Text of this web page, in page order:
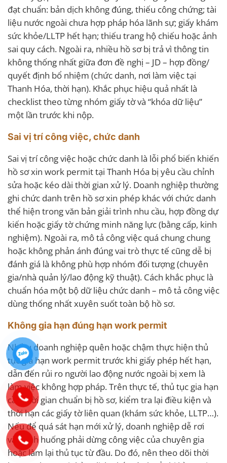
đạt chuẩn: bản dịch không đúng, thiếu công chứng; tài
liệu nước ngoài chưa hợp pháp hóa lãnh sự; giấy khám
sức khỏe/LLTP hết hạn; thiếu trang hộ chiếu hoặc ảnh
sai quy cách. Ngoài ra, nhiều hồ sơ bị trả vì thông tin
không thống nhất giữa đơn đề nghị – JD – hợp đồng/
quyết định bổ nhiệm (chức danh, nơi làm việc tại
Thanh Hóa, thời hạn). Khắc phục hiệu quả nhất là
checklist theo từng nhóm giấy tờ và “khóa dữ liệu”
một lần trước khi nộp.
Sai vị trí công việc, chức danh
Sai vị trí công việc hoặc chức danh là lỗi phổ biến khiến
hồ sơ xin work permit tại Thanh Hóa bị yêu cầu chỉnh
sửa hoặc kéo dài thời gian xử lý. Doanh nghiệp thường
ghi chức danh trên hồ sơ xin phép khác với chức danh
thể hiện trong văn bản giải trình nhu cầu, hợp đồng dự
kiến hoặc giấy tờ chứng minh năng lực (bằng cấp, kinh
nghiệm). Ngoài ra, mô tả công việc quá chung chung
hoặc không phản ánh đúng vai trò thực tế cũng dễ bị
đánh giá là không phù hợp nhóm đối tượng (chuyên
gia/nhà quản lý/lao động kỹ thuật). Cách khắc phục là
chuẩn hóa một bộ dữ liệu chức danh – mô tả công việc
dùng thống nhất xuyên suốt toàn bộ hồ sơ.
Không gia hạn đúng hạn work permit
Nhiều doanh nghiệp quên hoặc chậm thực hiện thủ
tục gia hạn work permit trước khi giấy phép hết hạn,
dẫn đến rủi ro người lao động nước ngoài bị xem là
làm việc không hợp pháp. Trên thực tế, thủ tục gia hạn
cần thời gian chuẩn bị hồ sơ, kiểm tra lại điều kiện và
thời hạn các giấy tờ liên quan (khám sức khỏe, LLTP…).
Nếu để quá sát hạn mới xử lý, doanh nghiệp dễ rơi
vào tình huống phải dừng công việc của chuyên gia
hoặc làm lại thủ tục từ đầu. Do đó, nên theo dõi thời